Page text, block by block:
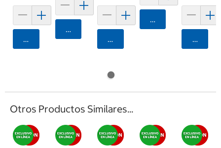
Agregar
Agregar
Agregar
Agregar
Otros Productos Similares...